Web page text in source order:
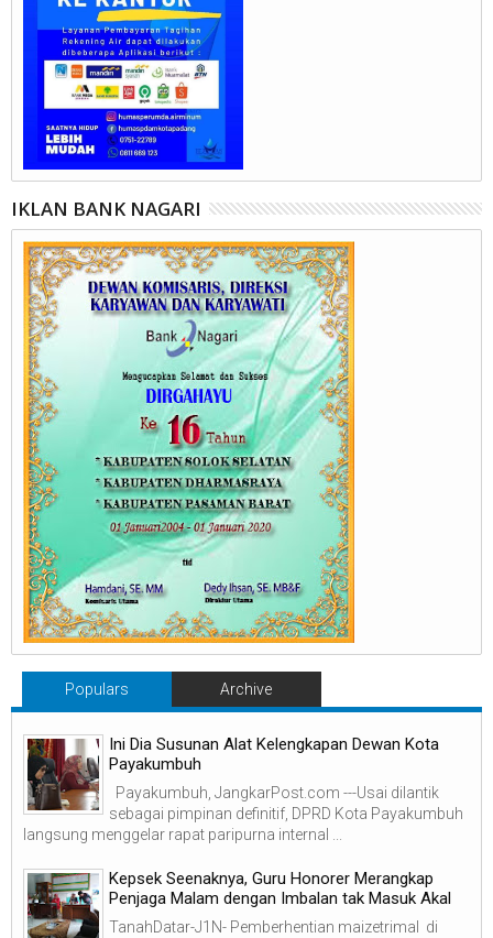
IKLAN BANK NAGARI
Populars Archive
Ini Dia Susunan Alat Kelengkapan Dewan Kota
Payakumbuh
Payakumbuh, JangkarPost.com ---Usai dilantik
sebagai pimpinan definitif, DPRD Kota Payakumbuh
langsung menggelar rapat paripurna internal ...
Kepsek Seenaknya, Guru Honorer Merangkap
Penjaga Malam dengan Imbalan tak Masuk Akal
TanahDatar-J1N- Pemberhentian maizetrimal di